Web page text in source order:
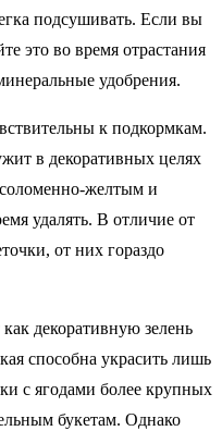
подсушивать. Если вы
это во время отрастания
удобрения.
к подкормкам.
в декоративных целях
соломенно-желтым и
удалять. В отличие от
от них гораздо
декоративную зелень
способна украсить лишь
с ягодами более крупных
букетам. Однако